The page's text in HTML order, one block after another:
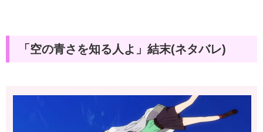
「空の青さを知る人よ」結末(ネタバレ)